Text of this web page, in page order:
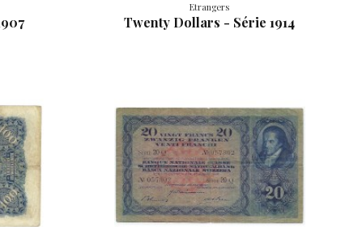
Etrangers
Twenty Dollars - Série 1914